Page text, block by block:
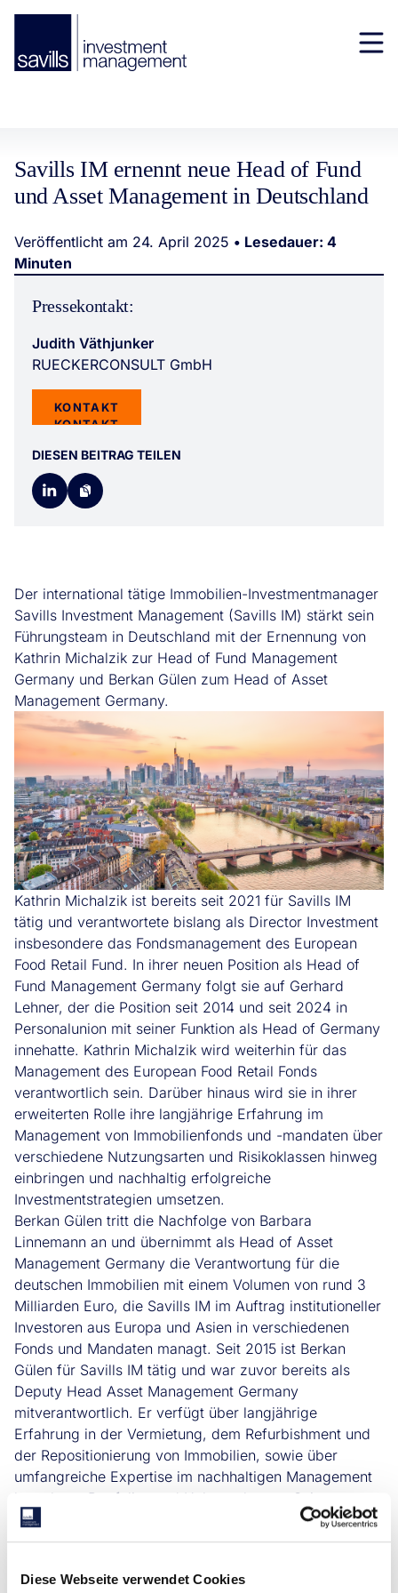
Diese Webseite verwendet Cookies
Savills IM ernennt neue Head of Fund
und Asset Management in Deutschland
Veröffentlicht am 24. April 2025 • Lesedauer: 4
Minuten
Pressekontakt:
Judith Väthjunker
RUECKERCONSULT GmbH
KONTAKT
KONTAKT
DIESEN BEITRAG TEILEN
Der international tätige Immobilien-Investmentmanager
Savills Investment Management (Savills IM) stärkt sein
Führungsteam in Deutschland mit der Ernennung von
Kathrin Michalzik zur Head of Fund Management
Germany und Berkan Gülen zum Head of Asset
Management Germany.
Kathrin Michalzik ist bereits seit 2021 für Savills IM
tätig und verantwortete bislang als Director Investment
insbesondere das Fondsmanagement des European
Food Retail Fund. In ihrer neuen Position als Head of
Fund Management Germany folgt sie auf Gerhard
Lehner, der die Position seit 2014 und seit 2024 in
Personalunion mit seiner Funktion als Head of Germany
innehatte. Kathrin Michalzik wird weiterhin für das
Management des European Food Retail Fonds
verantwortlich sein. Darüber hinaus wird sie in ihrer
erweiterten Rolle ihre langjährige Erfahrung im
Management von Immobilienfonds und -mandaten über
verschiedene Nutzungsarten und Risikoklassen hinweg
einbringen und nachhaltig erfolgreiche
Investmentstrategien umsetzen.
Berkan Gülen tritt die Nachfolge von Barbara
Linnemann an und übernimmt als Head of Asset
Management Germany die Verantwortung für die
deutschen Immobilien mit einem Volumen von rund 3
Milliarden Euro, die Savills IM im Auftrag institutioneller
Investoren aus Europa und Asien in verschiedenen
Fonds und Mandaten managt. Seit 2015 ist Berkan
Gülen für Savills IM tätig und war zuvor bereits als
Deputy Head Asset Management Germany
mitverantwortlich. Er verfügt über langjährige
Erfahrung in der Vermietung, dem Refurbishment und
der Repositionierung von Immobilien, sowie über
umfangreiche Expertise im nachhaltigen Management
komplexer Portfolios und Haltestrukturen. Seine
detaillierten Kenntnisse bilden die bestmögliche Basis
für die weitere Steigerung von Qualität und Effizienzen.